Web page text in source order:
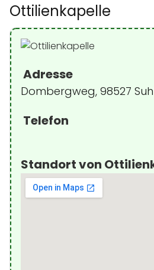
Ottilienkapelle
Adresse
Dombergweg, 98527
Telefon
Standort von